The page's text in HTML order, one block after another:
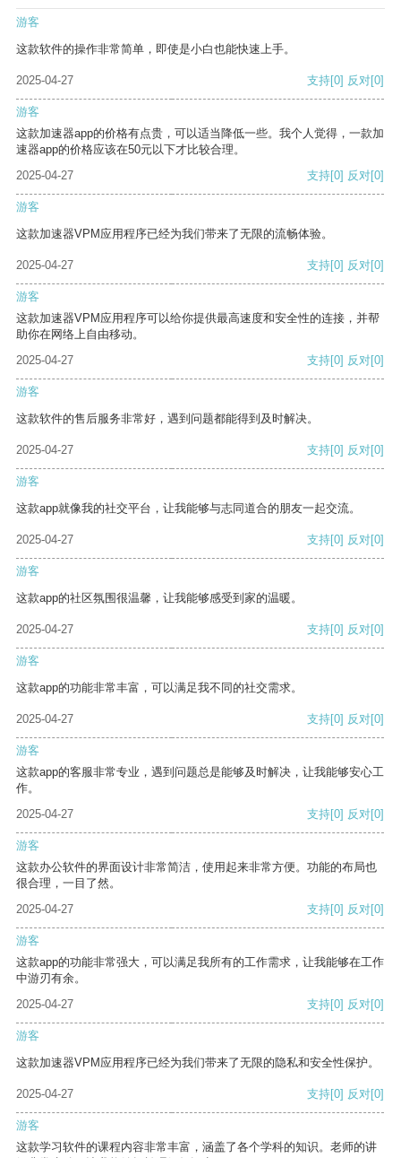
游客
这款软件的操作非常简单，即使是小白也能快速上手。
2025-04-27 支持[0] 反对[0]
游客
这款加速器app的价格有点贵，可以适当降低一些。我个人觉得，一款加
速器app的价格应该在50元以下才比较合理。
2025-04-27
支持[0] 反对[0]
游客
这款加速器VPM应用程序已经为我们带来了无限的流畅体验。
2025-04-27 支持[0] 反对[0]
游客
这款加速器VPM应用程序可以给你提供最高速度和安全性的连接，并帮
助你在网络上自由移动。
2025-04-27
支持[0] 反对[0]
游客
这款软件的售后服务非常好，遇到问题都能得到及时解决。
2025-04-27 支持[0] 反对[0]
游客
这款app就像我的社交平台，让我能够与志同道合的朋友一起交流。
2025-04-27 支持[0] 反对[0]
游客
这款app的社区氛围很温馨，让我能够感受到家的温暖。
2025-04-27 支持[0] 反对[0]
游客
这款app的功能非常丰富，可以满足我不同的社交需求。
2025-04-27 支持[0] 反对[0]
游客
这款app的客服非常专业，遇到问题总是能够及时解决，让我能够安心工
作。
2025-04-27
支持[0] 反对[0]
游客
这款办公软件的界面设计非常简洁，使用起来非常方便。功能的布局也
很合理，一目了然。
2025-04-27
支持[0] 反对[0]
游客
这款app的功能非常强大，可以满足我所有的工作需求，让我能够在工作
中游刃有余。
2025-04-27
支持[0] 反对[0]
游客
这款加速器VPM应用程序已经为我们带来了无限的隐私和安全性保护。
2025-04-27 支持[0] 反对[0]
游客
这款学习软件的课程内容非常丰富，涵盖了各个学科的知识。老师的讲